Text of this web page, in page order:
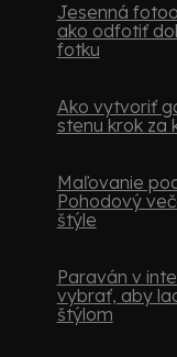
Jesenná
ako odfotiť
fotku
Ako vytvoriť
stenu krok za
Maľovanie
Pohodový
štýle
Paraván v
vybrať, aby
štýlom